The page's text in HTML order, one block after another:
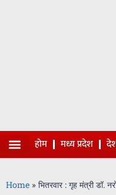
होम मध्य प्रदेश
Home » भितरवार : गृह मंत्री डॉ.